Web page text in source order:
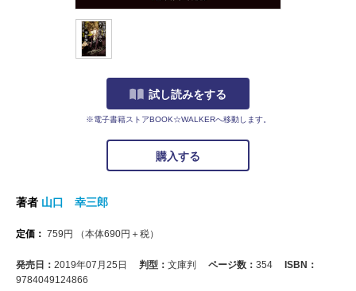
試し読みをする
※電子書籍ストアBOOK☆WALKERへ移動します。
購入する
著者 山口 幸三郎
定価： 759 円 （本体690円＋税）
発売日： 2019年07月25日 判型： 文庫判 ページ数： 354
ISBN：
9784049124866